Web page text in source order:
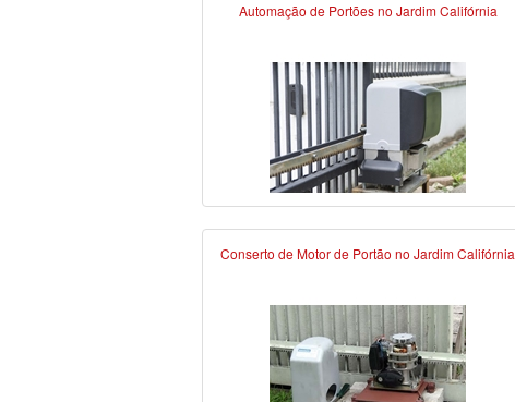
Automação de Portões no Jardim Califórnia
Conserto de Motor de Portão no Jardim Califórnia